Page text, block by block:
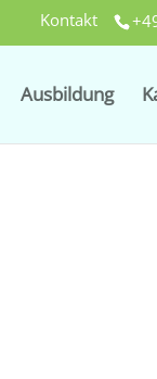
Kontakt
Ausbildung